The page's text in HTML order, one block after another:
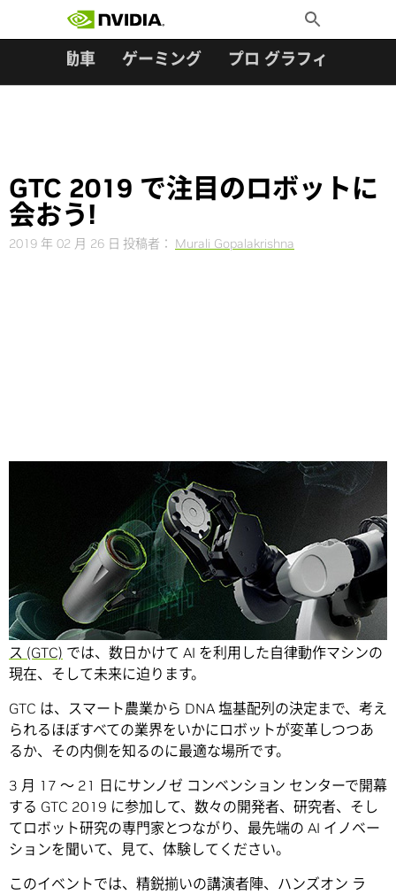
Toggle
Search
自動車 ゲーミング プロ グラフィックス
GTC 2019 で注目のロボットに
会おう!
2019 年 02 月 26 日 投稿者： Murali Gopalakrishna
AI が主役となる第 10 回年次
GPU テクノロジ カンファレン
ス (GTC) では、数日かけて AI を利用した自律動作マシンの
現在、そして未来に迫ります。
GTC は、スマート農業から DNA 塩基配列の決定まで、考え
られるほぼすべての業界をいかにロボットが変革しつつあ
るか、その内側を知るのに最適な場所です。
3 月 17 ～ 21 日にサンノゼ コンベンション センターで開幕
する GTC 2019 に参加して、数々の開発者、研究者、そし
てロボット研究の専門家とつながり、最先端の AI イノベー
ションを聞いて、見て、体験してください。
このイベントでは、精鋭揃いの講演者陣、ハンズオン ラ